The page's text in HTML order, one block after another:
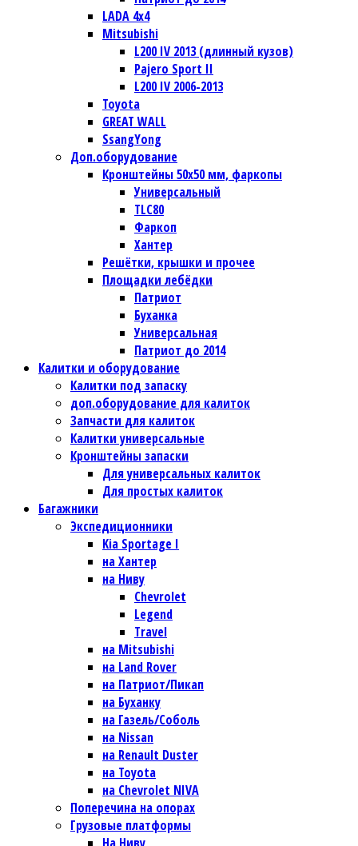
LADA 4x4
Mitsubishi
L200 IV 2013 (длинный кузов)
Pajero Sport II
L200 IV 2006-2013
Toyota
GREAT WALL
SsangYong
Доп.оборудование
Кронштейны 50х50 мм, фаркопы
Универсальный
TLC80
Фаркоп
Хантер
Решётки, крышки и прочее
Площадки лебёдки
Патриот
Буханка
Универсальная
Патриот до 2014
Калитки и оборудование
Калитки под запаску
доп.оборудование для калиток
Запчасти для калиток
Калитки универсальные
Кронштейны запаски
Для универсальных калиток
Для простых калиток
Багажники
Экспедиционники
Kia Sportage I
на Хантер
на Ниву
Chevrolet
Legend
Travel
на Mitsubishi
на Land Rover
на Патриот/Пикап
на Буханку
на Газель/Соболь
на Nissan
на Renault Duster
на Toyota
на Chevrolet NIVA
Поперечина на опорах
Грузовые платформы